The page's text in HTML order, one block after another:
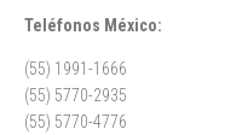
Teléfonos México:
(55) 1991-1666
(55) 5770-2935
(55) 5770-4776